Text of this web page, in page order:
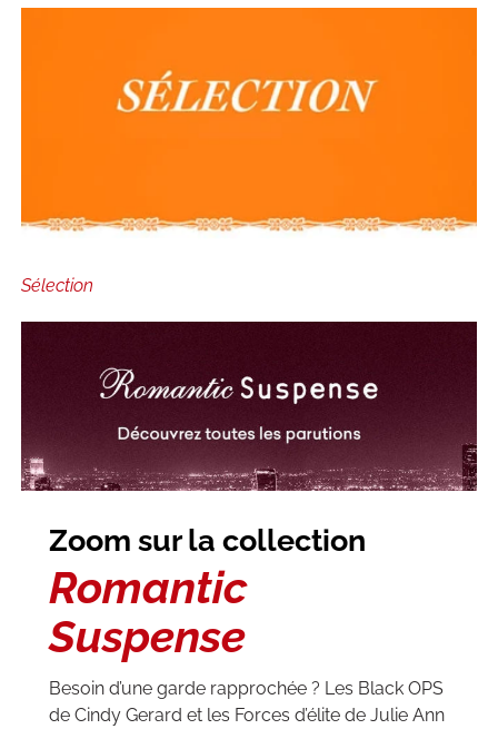
Sélection
Zoom sur la collection
Romantic
Suspense
Besoin d’une garde rapprochée ? Les Black OPS
de Cindy Gerard et les Forces d’élite de Julie Ann